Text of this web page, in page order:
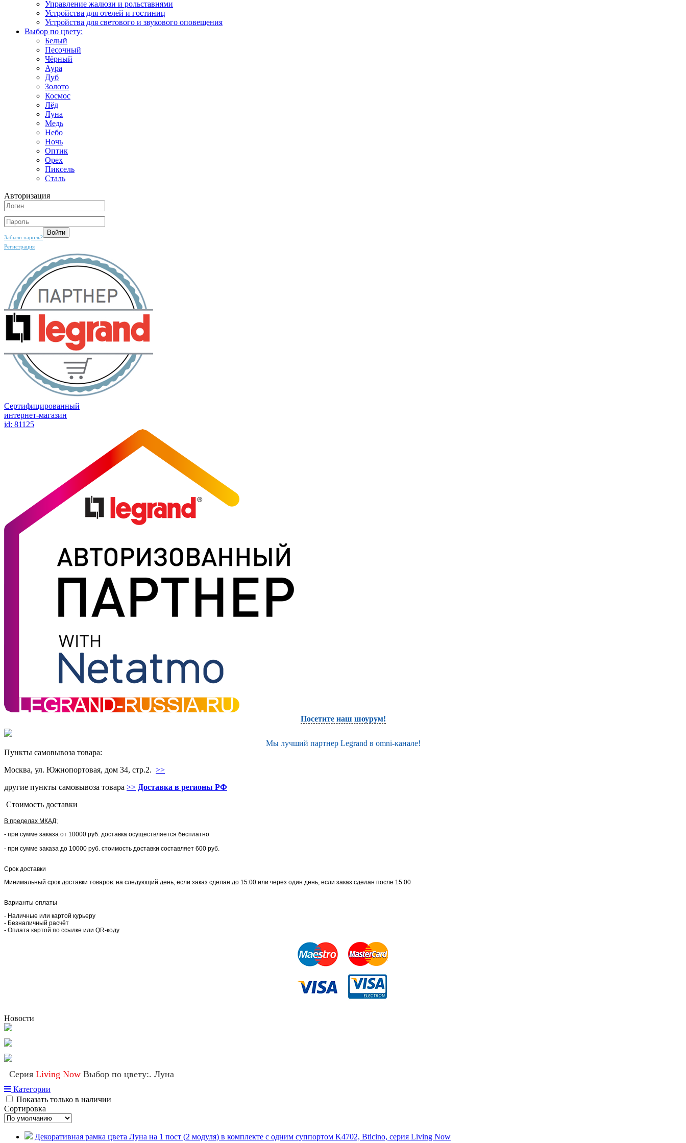
Управление жалюзи и рольставнями
Устройства для отелей и гостиниц
Устройства для светового и звукового оповещения
Выбор по цвету:
Белый
Песочный
Чёрный
Аура
Дуб
Золото
Космос
Лёд
Луна
Медь
Небо
Ночь
Оптик
Орех
Пиксель
Сталь
Авторизация
Забыли пароль?
Регистрация
Сертифицированный
интернет-магазин
id: 81125
Посетите наш шоурум!
Мы лучший партнер Legrand в omni-канале!
Пункты самовывоза товара:
Москва, ул. Южнопортовая, дом 34, стр.2. >>
другие пункты самовывоза товара >> Доставка в регионы РФ
Стоимость доставки
В пределах МКАД:
- при сумме заказа от 10000 руб. доставка осуществляется бесплатно
- при сумме заказа до 10000 руб. стоимость доставки составляет 600 руб.
Срок доставки
Минимальный срок доставки товаров: на следующий день, если заказ сделан до 15:00 или через один день, если заказ сделан после 15:00
Варианты оплаты
- Наличные или картой курьеру
- Безналичный расчёт
- Оплата картой по ссылке или QR-коду
Новости
Серия Living Now Выбор по цвету:. Луна
Категории
Показать только в наличии
Сортировка
Декоративная рамка цвета Луна на 1 пост (2 модуля) в комплекте с одним суппортом K4702, Bticino, серия Living Now